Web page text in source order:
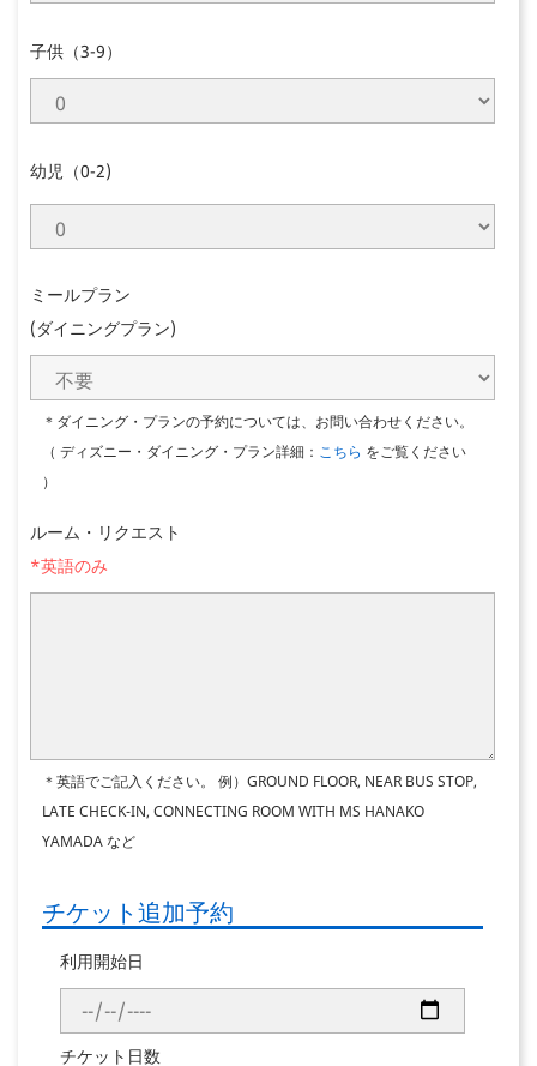
子供（3-9）
幼児（0-2)
ミールプラン
(ダイニングプラン)
＊ダイニング・プランの予約については、お問い合わせください。
（ ディズニー・ダイニング・プラン詳細： こちら をご覧ください
）
ルーム・リクエスト
*英語のみ
＊英語でご記入ください。
例）GROUND FLOOR, NEAR BUS STOP,
LATE CHECK-IN, CONNECTING ROOM WITH MS HANAKO
YAMADA など
チケット追加予約
利用開始日
チケット日数